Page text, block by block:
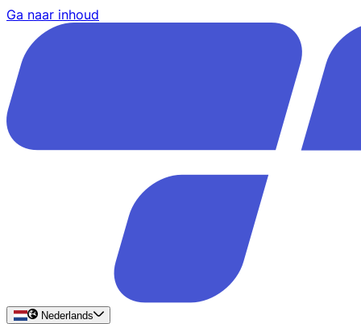
Ga naar inhoud
Nederlands